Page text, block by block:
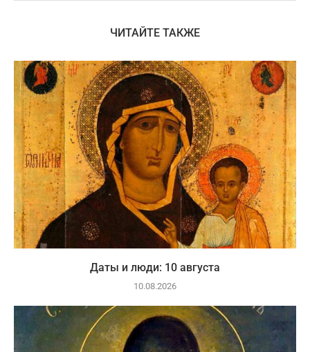
ЧИТАЙТЕ ТАКЖЕ
Даты и люди: 10 августа
10.08.2026